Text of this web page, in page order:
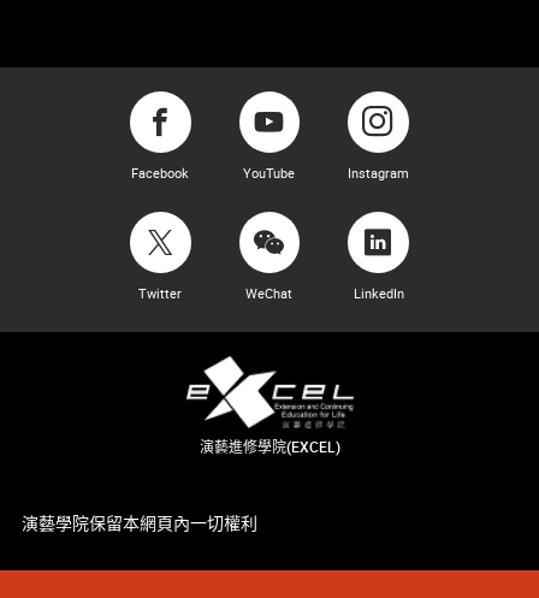
Facebook YouTube Instagram
Twitter WeChat LinkedIn
演藝進修學院(EXCEL)
演藝學院保留本網頁內一切權利